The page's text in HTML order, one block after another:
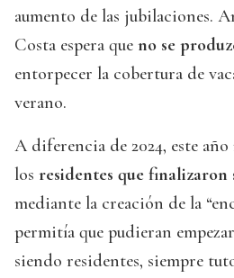
aumento de las jubilaciones.
Costa espera que no se
entorpecer la cobertura de
verano.
A diferencia de 2024, este
los residentes que finalizaron
mediante la creación de la
permitía que pudieran
siendo residentes, siempre